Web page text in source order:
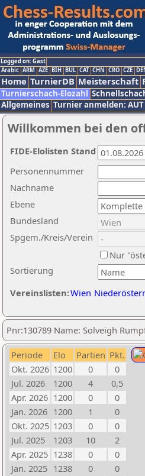
Logged on: Gast
Arabic ARM AZE BIH BUL CAT CHN CRO CZE
Home TurnierDB Meisterschaft
Turnierschach-Elozahl
Allgemeines Turnier anmelden: AUT
Willkommen bei den
Nachname
Ebene
Sortierung
Personennummer
Bundesland
Spgem./Kreis/Verein
Nur
Vereinslisten:Wien
FIDE-Elolisten Stand
Pnr:130789 Name: Solveigh
Periode Elo Partien Pkt.
Okt. 2026 1200 0
0
Jul. 2026
1200 4
0,5
Apr. 2026 1200 0
0
Jan. 2026 1200 1
0
Okt. 2025 1203 0
0
Jul. 2025
1203 10
2
Apr. 2025 1238 0
0
Jan. 2025 1238 0
0